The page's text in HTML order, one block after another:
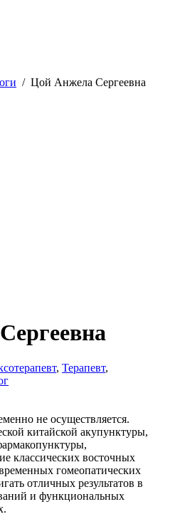
/ Цой Анжела Сергеевна
, Терапевт,
не осуществляется.
китайской акупунктуры,
классических восточных
гомеопатических
отличных результатов в
и функциональных